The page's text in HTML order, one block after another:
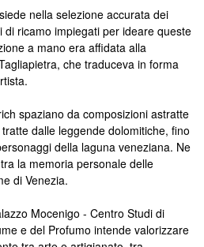
nella selezione accurata dei
ricamo impiegati per ideare queste
a mano era affidata alla
che traduceva in forma
spaziano da composizioni astratte
dalle leggende dolomitiche, fino
della laguna veneziana. Ne
la memoria personale delle
di Venezia.
Mocenigo - Centro Studi di
e del Profumo intende valorizzare